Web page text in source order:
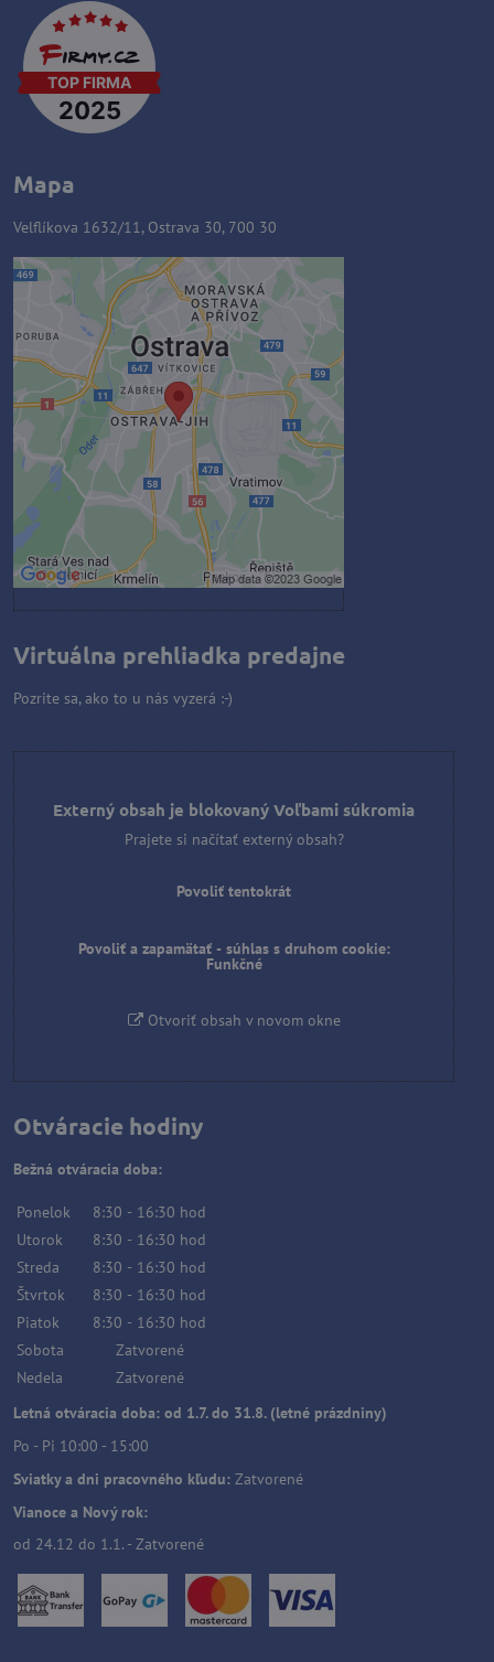
Mapa
Velflíkova 1632/11, Ostrava 30, 700 30
Externý obsah je blokovaný
Voľbami súkromia
Prajete si načítať externý obsah?
Povoliť tentokrát
Povoliť a zapamätať - súhlas s
druhom cookie: Funkčné
Otvoriť obsah v novom okne
Virtuálna prehliadka predajne
Pozrite sa, ako to u nás vyzerá :-)
Externý obsah je blokovaný Voľbami súkromia
Prajete si načítať externý obsah?
Povoliť tentokrát
Povoliť a zapamätať - súhlas s druhom cookie:
Funkčné
Otvoriť obsah v novom okne
Otváracie hodiny
Bežná otváracia doba:
Ponelok 8:30 - 16:30 hod
Utorok
8:30 - 16:30 hod
Streda
8:30 - 16:30 hod
Štvrtok
8:30 - 16:30 hod
Piatok
8:30 - 16:30 hod
Sobota
Zatvorené
Nedela
Zatvorené
Letná otváracia doba: od 1.7. do 31.8. (letné prázdniny)
Po - Pi 10:00 - 15:00
Sviatky a dni pracovného kľudu: Zatvorené
Vianoce a Nový rok:
od 24.12 do 1.1. - Zatvorené